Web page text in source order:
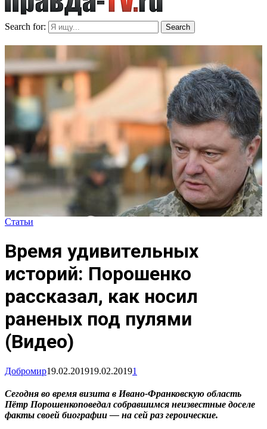
Search for: Search
Статьи
Время удивительных
историй: Порошенко
рассказал, как носил
раненых под пулями
(Видео)
Добромир19.02.201919.02.20191
Сегодня во время визита в Ивано-Франковскую область
Пётр Порошенкоповедал собравшимся неизвестные доселе
факты своей биографии — на сей раз героические.